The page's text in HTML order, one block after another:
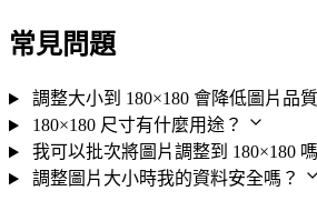
常見問題
調整大小到 180×180 會降低圖片品
180×180 尺寸有什麼用途？
我可以批次將圖片調整到 180×180
調整圖片大小時我的資料安全嗎？